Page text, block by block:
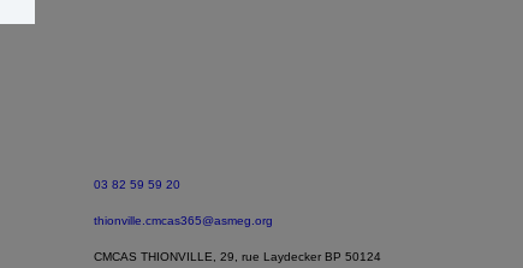
03 82 59 59 20
thionville.cmcas365@asmeg.org
CMCAS THIONVILLE, 29, rue Laydecker BP 50124